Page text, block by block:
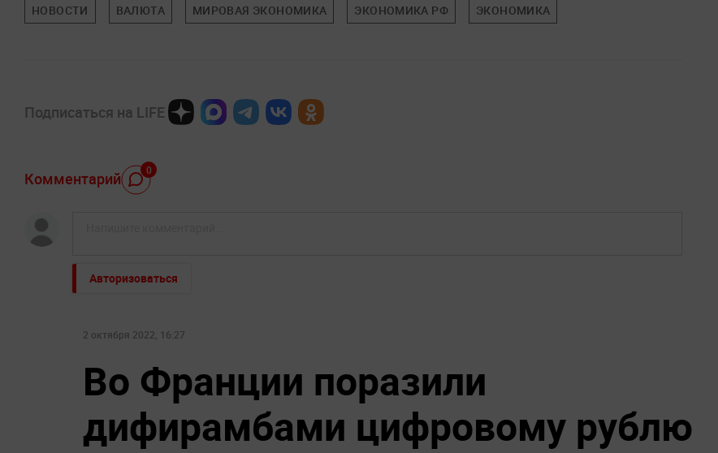
НОВОСТИ ВАЛЮТА МИРОВАЯ ЭКОНОМИКА ЭКОНОМИКА РФ ЭКОНОМИКА
Подписаться на LIFE
Комментарий 0
Авторизоваться
2 октября 2022, 16:27
Во Франции поразили
дифирамбами цифровому рублю